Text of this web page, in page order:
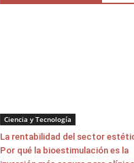
Ciencia y Tecnología
La rentabilidad del sector
Por qué la bioestimulación es la